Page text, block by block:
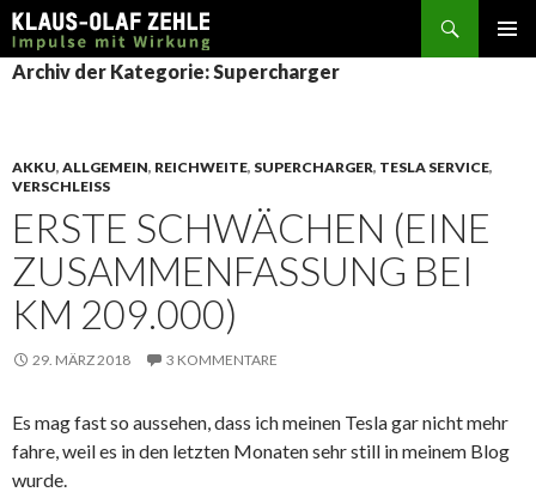
Suchen
SPRINGE
ZUM
Archiv der Kategorie: Supercharger
AKKU, ALLGEMEIN, REICHWEITE, SUPERCHARGER, TESLA SERVICE,
VERSCHLEISS
ERSTE SCHWÄCHEN (EINE
ZUSAMMENFASSUNG BEI
KM 209.000)
29. MÄRZ 2018 3 KOMMENTARE
Es mag fast so aussehen, dass ich meinen Tesla gar nicht mehr
fahre, weil es in den letzten Monaten sehr still in meinem Blog
wurde.